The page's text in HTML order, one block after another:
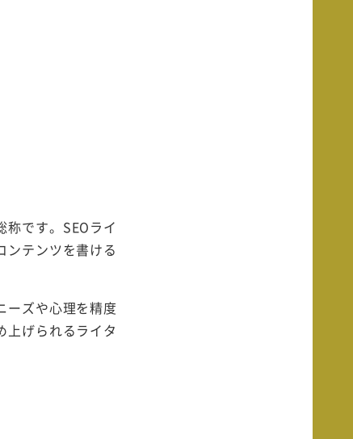
です。SEOライ
ンテンツを書ける
ーズや心理を精度
上げられるライタ